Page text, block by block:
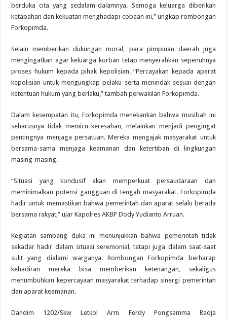
berduka cita yang sedalam-dalamnya. Semoga keluarga diberikan
ketabahan dan kekuatan menghadapi cobaan ini,” ungkap rombongan
Forkopimda.
Selain memberikan dukungan moral, para pimpinan daerah juga
mengingatkan agar keluarga korban tetap menyerahkan sepenuhnya
proses hukum kepada pihak kepolisian. “Percayakan kepada aparat
kepolisian untuk mengungkap pelaku serta menindak sesuai dengan
ketentuan hukum yang berlaku,” tambah perwakilan Forkopimda.
Dalam kesempatan itu, Forkopimda menekankan bahwa musibah ini
seharusnya tidak memicu keresahan, melainkan menjadi pengingat
pentingnya menjaga persatuan. Mereka mengajak masyarakat untuk
bersama-sama menjaga keamanan dan ketertiban di lingkungan
masing-masing.
“Situasi yang kondusif akan memperkuat persaudaraan dan
meminimalkan potensi gangguan di tengah masyarakat. Forkopimda
hadir untuk memastikan bahwa pemerintah dan aparat selalu berada
bersama rakyat,” ujar Kapolres AKBP Dody Yudianto Arruan.
Kegiatan sambang duka ini menunjukkan bahwa pemerintah tidak
sekadar hadir dalam situasi seremonial, tetapi juga dalam saat-saat
sulit yang dialami warganya. Rombongan Forkopimda berharap
kehadiran mereka bisa memberikan ketenangan, sekaligus
menumbuhkan kepercayaan masyarakat terhadap sinergi pemerintah
dan aparat keamanan.
Dandim 1202/Skw Letkol Arm Ferdy Pongsamma Radja